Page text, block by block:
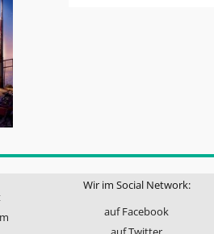
Wir im Social Network:
auf Facebook